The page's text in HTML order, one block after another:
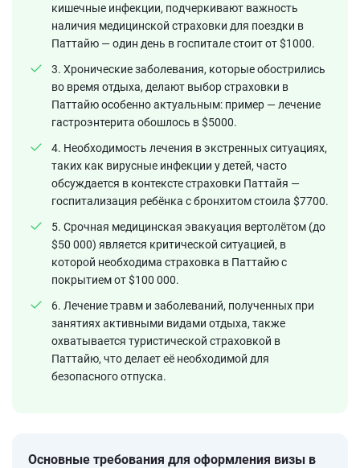
кишечные инфекции, подчеркивают важность
наличия медицинской страховки для поездки в
Паттайю — один день в госпитале стоит от $1000.
3. Хронические заболевания, которые обострились
во время отдыха, делают выбор страховки в
Паттайю особенно актуальным: пример — лечение
гастроэнтерита обошлось в $5000.
4. Необходимость лечения в экстренных ситуациях,
таких как вирусные инфекции у детей, часто
обсуждается в контексте страховки Паттайя —
госпитализация ребёнка с бронхитом стоила $7700.
5. Срочная медицинская эвакуация вертолётом (до
$50 000) является критической ситуацией, в
которой необходима страховка в Паттайю с
покрытием от $100 000.
6. Лечение травм и заболеваний, полученных при
занятиях активными видами отдыха, также
охватывается туристической страховкой в
Паттайю, что делает её необходимой для
безопасного отпуска.
Основные требования для оформления визы в